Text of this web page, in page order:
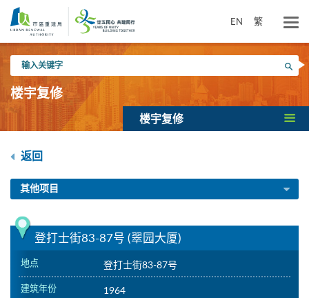
内
EN 繁
入
关
键
搜寻
楼宇复修
楼宇复修
返回
其他项目
登打士街83-87号 (翠园大厦)
地点 登打士街83-87号
建筑年份 1964